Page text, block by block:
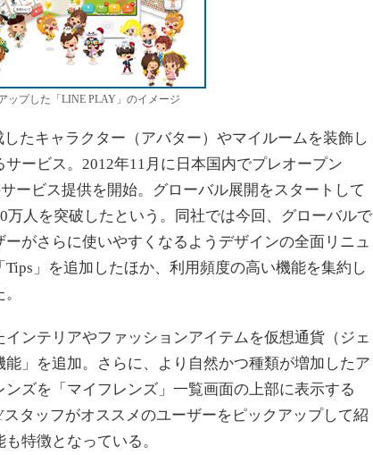
ップした「LINE PLAY」のイメージ
たキャラクター（アバター）やマイルームを装飾し
ービス。2012年11月に日本国内でプレオープン
ービス提供を開始。グローバル展開をスタートして
万人を突破したという。同社では今回、グローバルで
がさらに使いやすくなるようデザインの全面リニュ
」を追加したほか、利用頻度の高い機能を集約し
ンテリアやファッションアイテムを仮想通貨（ジェ
」を追加。さらに、より自然かつ種類が増加したア
ズを「マイフレンズ」一覧画面の上部に表示する
スタッフがオススメのユーザーをピックアップして紹
特徴となっている。